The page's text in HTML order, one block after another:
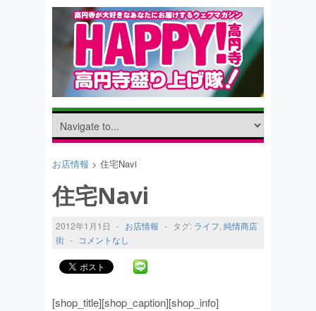
お店情報 > 住宅Navi
住宅Navi
2012年1月1日 - お店情報 - タグ: ライフ, 純情商店
街 - コメントなし
[shop_title][shop_caption][shop_info]